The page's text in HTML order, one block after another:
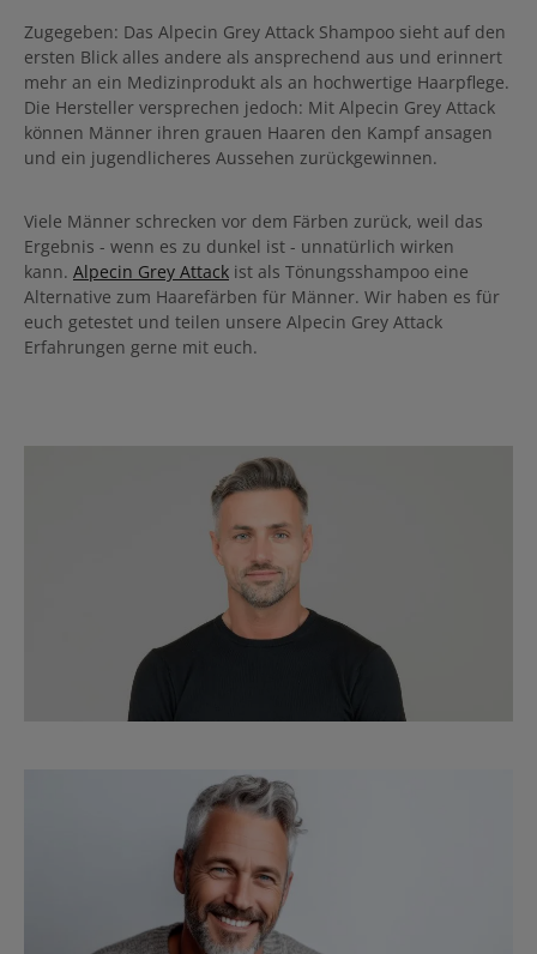
Zugegeben: Das Alpecin Grey Attack Shampoo sieht auf den
ersten Blick alles andere als ansprechend aus und erinnert
mehr an ein Medizinprodukt als an hochwertige Haarpflege.
Die Hersteller versprechen jedoch: Mit Alpecin Grey Attack
können Männer ihren grauen Haaren den Kampf ansagen
und ein jugendlicheres Aussehen zurückgewinnen.
Viele Männer schrecken vor dem Färben zurück, weil das
Ergebnis - wenn es zu dunkel ist - unnatürlich wirken
kann. Alpecin Grey Attack ist als Tönungsshampoo eine
Alternative zum Haarefärben für Männer. Wir haben es für
euch getestet und teilen unsere Alpecin Grey Attack
Erfahrungen gerne mit euch.